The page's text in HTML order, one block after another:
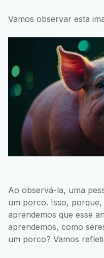
Vamos observar esta
Ao observá-la, uma
um porco. Isso,
aprendemos que esse
aprendemos, como
um porco? Vamos